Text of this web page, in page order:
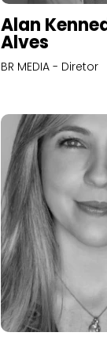
Alan
Alves
BR MEDIA - Diretor